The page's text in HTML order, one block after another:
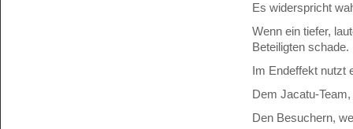
Es widerspricht
Wenn ein tiefer,
Beteiligten schade.
Im Endeffekt nutzt
Dem Jacatu-
Den Besuchern,